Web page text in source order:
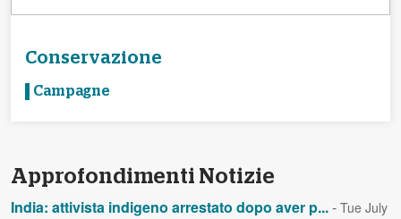
Conservazione
Campagne
Approfondimenti Notizie
India: attivista indigeno arrestato dopo aver p...- Tue July